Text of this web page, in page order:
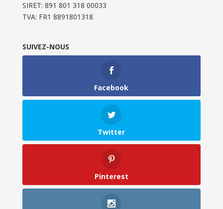
SIRET: 891 801 318 00033
TVA: FR1 8891801318
SUIVEZ-NOUS
Facebook
Twitter
Pinterest